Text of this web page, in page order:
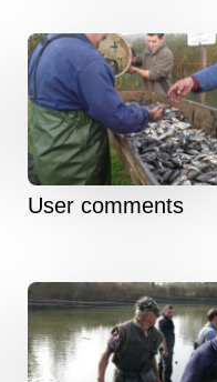
User comments